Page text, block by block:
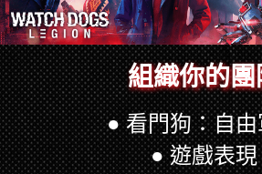
組織你的團
● 看門狗：自
● 遊戲表現